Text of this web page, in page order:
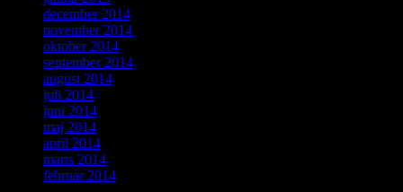
december 2014
november 2014
oktober 2014
september 2014
august 2014
juli 2014
juni 2014
maj 2014
april 2014
marts 2014
februar 2014